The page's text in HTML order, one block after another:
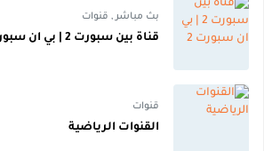
بث مباشر , قنوات
قناة بين سبورت 2 | بي ان سبورت 2
قنوات
القنوات الرياضية